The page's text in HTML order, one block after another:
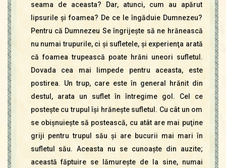
seama de aceasta? Dar, atunci, cum au apărut
lipsurile şi foamea? De ce le îngăduie Dumnezeu?
Pentru că Dumnezeu Se îngrijeşte să ne hrănească
nu numai trupurile, ci şi sufletele, şi experienţa arată
că foamea trupească poate hrăni uneori sufletul.
Dovada cea mai limpede pentru aceasta, este
postirea. Un trup, care este în general hrănit din
destul, arata un suflet în întregime gol. Cel ce
posteşte cu trupul îşi hrăneşte sufletul. Cu cât un om
se obişnuieşte să postească, cu atât are mai puţine
griji pentru trupul său şi are bucurii mai mari în
sufletul său. Aceasta nu se cunoaşte din auzite;
această făptuire se lămureşte de la sine, numai